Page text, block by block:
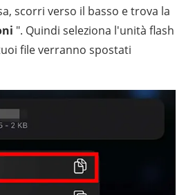
scorri verso il basso e trova la
". Quindi seleziona l'unità flash
file verranno spostati